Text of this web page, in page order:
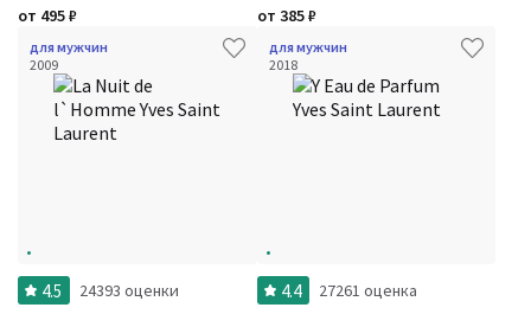
от 495₽ от 385₽
для мужчин
2009
4.5 24393 оценки
для мужчин
2018
4.4 27261 оценка